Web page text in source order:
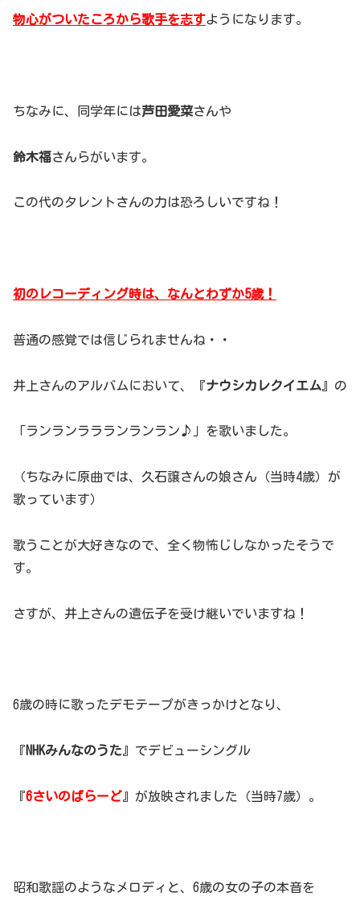
物心がついたころから歌手を志すようになります。
ちなみに、同学年には芦田愛菜さんや
鈴木福さんらがいます。
この代のタレントさんの力は恐ろしいですね！
初のレコーディング時は、なんとわずか5歳！
普通の感覚では信じられませんね・・
井上さんのアルバムにおいて、『ナウシカレクイエム 』の
「ランランララランランラン♪」を歌いました。
（ちなみに原曲では、久石譲さんの娘さん（当時4歳）が
歌っています）
歌うことが大好きなので、全く物怖じしなかったそうで
す。
さすが、井上さんの遺伝子を受け継いでいますね！
6歳の時に歌ったデモテープがきっかけとなり、
『NHKみんなのうた 』でデビューシングル
『6さいのばらーど 』が放映されました（当時7歳）。
昭和歌謡のようなメロディと、6歳の女の子の本音を